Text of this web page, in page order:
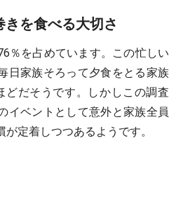
を食べる大切さ
％を占めています。この忙しい
日家族そろって夕食をとる家族
どだそうです。しかしこの調査
イベントとして意外と家族全員
定着しつつあるようです。